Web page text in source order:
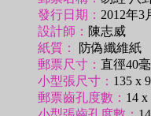
發行日期： 2012年3
設計師： 陳志威
紙質：
防偽纖維紙
郵票尺寸： 直徑40
小型張尺寸： 135 x
郵票齒孔度數： 14 x